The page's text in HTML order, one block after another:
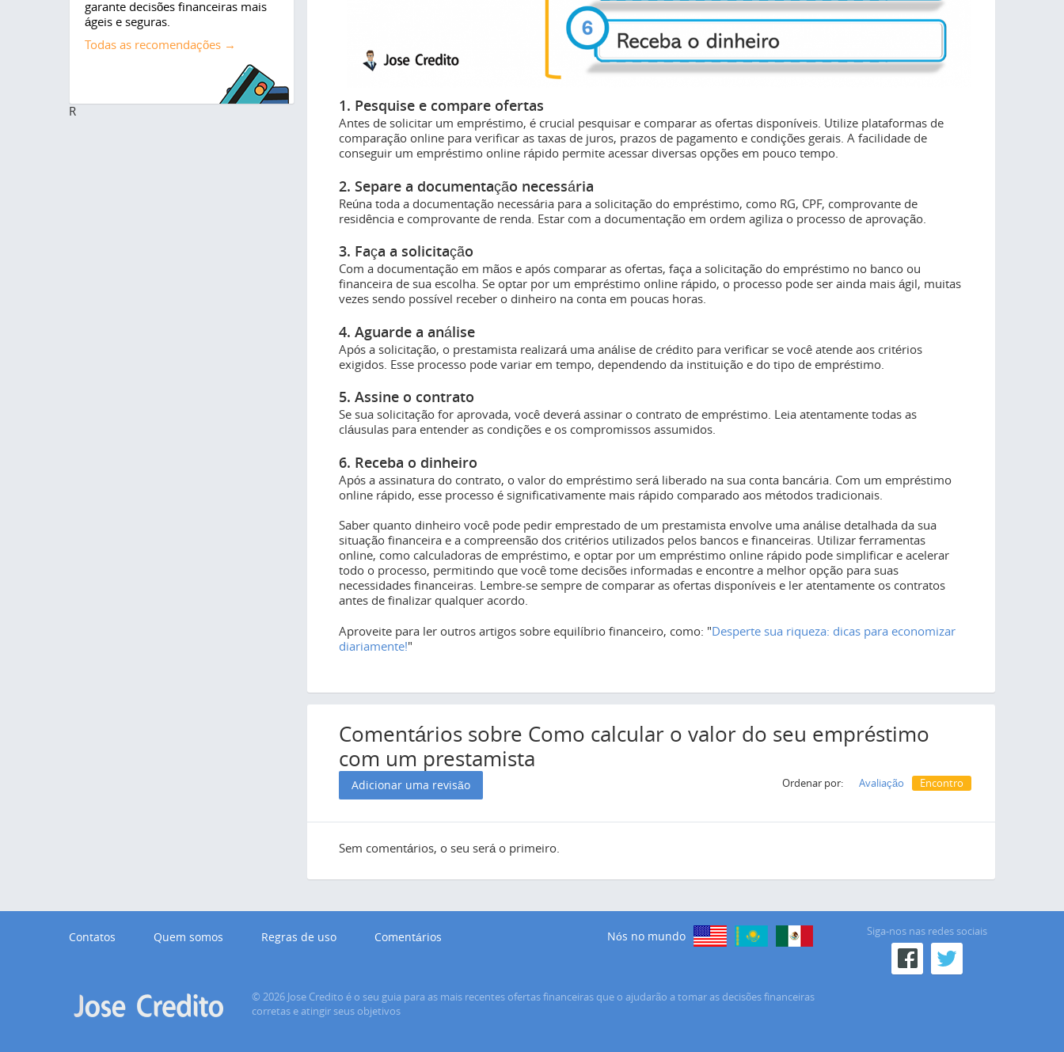
1. Pesquise e compare ofertas
Antes de solicitar um empréstimo, é crucial pesquisar e comparar as ofertas disponíveis. Utilize plataformas de
comparação online para verificar as taxas de juros, prazos de pagamento e condições gerais. A facilidade de
conseguir um empréstimo online rápido permite acessar diversas opções em pouco tempo.
2. Separe a documentação necessária
Reúna toda a documentação necessária para a solicitação do empréstimo, como RG, CPF, comprovante de
residência e comprovante de renda. Estar com a documentação em ordem agiliza o processo de aprovação.
3. Faça a solicitação
Com a documentação em mãos e após comparar as ofertas, faça a solicitação do empréstimo no banco ou
financeira de sua escolha. Se optar por um empréstimo online rápido, o processo pode ser ainda mais ágil, muitas
vezes sendo possível receber o dinheiro na conta em poucas horas.
4. Aguarde a análise
Após a solicitação, o prestamista realizará uma análise de crédito para verificar se você atende aos critérios
exigidos. Esse processo pode variar em tempo, dependendo da instituição e do tipo de empréstimo.
5. Assine o contrato
Se sua solicitação for aprovada, você deverá assinar o contrato de empréstimo. Leia atentamente todas as
cláusulas para entender as condições e os compromissos assumidos.
6. Receba o dinheiro
Após a assinatura do contrato, o valor do empréstimo será liberado na sua conta bancária. Com um empréstimo
online rápido, esse processo é significativamente mais rápido comparado aos métodos tradicionais.
Saber quanto dinheiro você pode pedir emprestado de um prestamista envolve uma análise detalhada da sua
situação financeira e a compreensão dos critérios utilizados pelos bancos e financeiras. Utilizar ferramentas
online, como calculadoras de empréstimo, e optar por um empréstimo online rápido pode simplificar e acelerar
todo o processo, permitindo que você tome decisões informadas e encontre a melhor opção para suas
necessidades financeiras. Lembre-se sempre de comparar as ofertas disponíveis e ler atentamente os contratos
antes de finalizar qualquer acordo.
Aproveite para ler outros artigos sobre equilíbrio financeiro, como: "Desperte sua riqueza: dicas para economizar
diariamente!"
Comentários sobre Como calcular o valor do seu empréstimo
com um prestamista
Adicionar uma revisão Ordenar por: Avaliação Encontro
Sem comentários, o seu será o primeiro.
garante decisões financeiras mais
ágeis e seguras.
Todas as recomendações →
R
Contatos Quem somos Regras de uso Comentários
© 2026 Jose Credito é o seu guia para as mais recentes ofertas financeiras que o ajudarão a tomar as decisões financeiras
corretas e atingir seus objetivos
Nós no mundo Siga-nos nas redes sociais